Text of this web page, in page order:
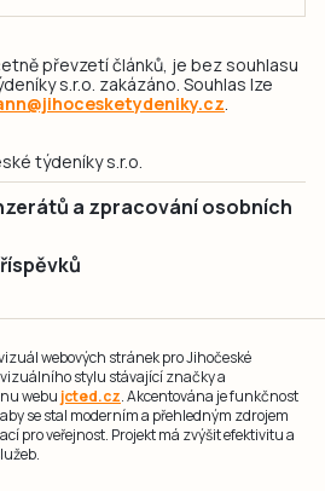
převzetí článků, je bez souhlasu
s.r.o. zakázáno. Souhlas lze
.
týdeníky s.r.o.
a zpracování osobních
webových stránek pro Jihočeské
stylu stávající značky a
webu jcted.cz. Akcentována je funkčnost
se stal moderním a přehledným zdrojem
pro veřejnost. Projekt má zvýšit efektivitu a